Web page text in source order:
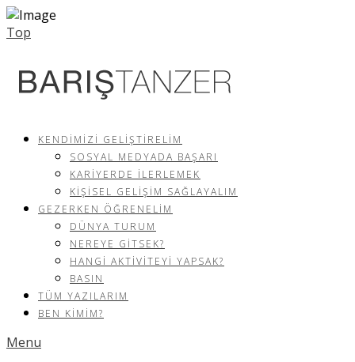
Top
KENDIMIZI GELIŞTIRELIM
SOSYAL MEDYADA BAŞARI
KARIYERDE İLERLEMEK
KIŞISEL GELIŞIM SAĞLAYALIM
GEZERKEN ÖĞRENELIM
DÜNYA TURUM
NEREYE GITSEK?
HANGI AKTIVITEYI YAPSAK?
BASIN
TÜM YAZILARIM
BEN KIMIM?
Menu